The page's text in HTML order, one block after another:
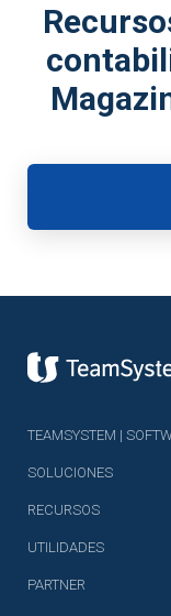
TEAMSYSTEM |
SOLUCIONES
RECURSOS
UTILIDADES
PARTNER